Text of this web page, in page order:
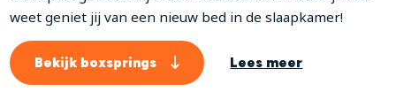
weet geniet jij van een nieuw bed in de slaapkamer!
Bekijk boxsprings Lees meer